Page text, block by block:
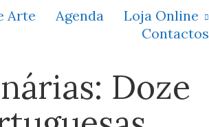
Arte Agenda
Loja Online
Contactos
Doze